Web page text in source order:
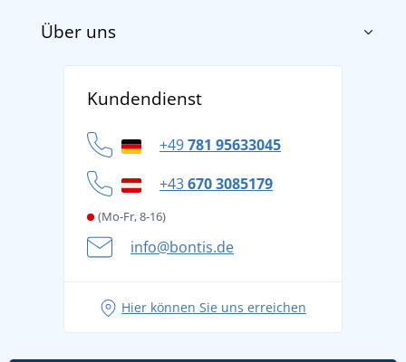
Impressum
Datenschutz
Cookie-Richtlinie
Über uns
Für Unternehmen und Organisationen
Kundendienst
+49781 95633045
+43670 3085179
(Mo-Fr, 8-16)
info@bontis.de
Hier können Sie uns erreichen